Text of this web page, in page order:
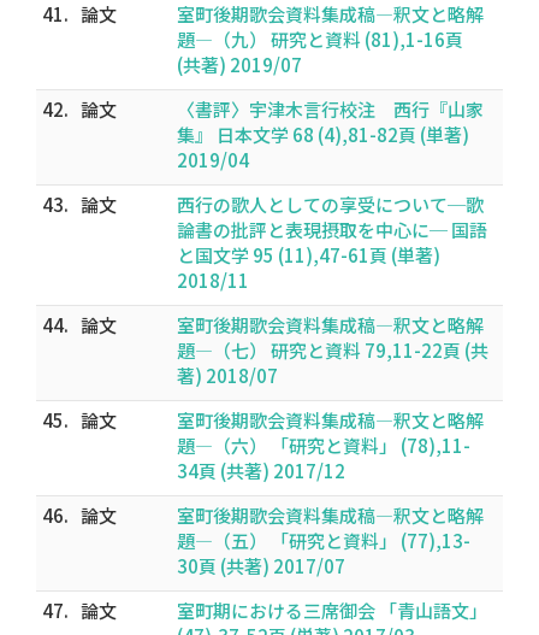
41. 論文
室町後期歌会資料集成稿―釈文と略解
題―（九） 研究と資料 (81),1-16頁
(共著) 2019/07
42. 論文
〈書評〉宇津木言行校注 西行『山家
集』 日本文学 68 (4),81-82頁 (単著)
2019/04
43. 論文
西行の歌人としての享受について─歌
論書の批評と表現摂取を中心に─ 国語
と国文学 95 (11),47-61頁 (単著)
2018/11
44. 論文
室町後期歌会資料集成稿―釈文と略解
題―（七） 研究と資料 79,11-22頁 (共
著) 2018/07
45. 論文
室町後期歌会資料集成稿―釈文と略解
題―（六） 「研究と資料」 (78),11-
34頁 (共著) 2017/12
46. 論文
室町後期歌会資料集成稿―釈文と略解
題―（五） 「研究と資料」 (77),13-
30頁 (共著) 2017/07
47. 論文
室町期における三席御会 「青山語文」